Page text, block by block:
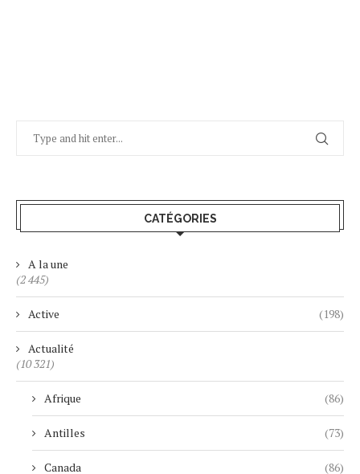
CATÉGORIES
A la une
(2 445)
Active (198)
Actualité
(10 321)
Afrique (86)
Antilles (73)
Canada (86)